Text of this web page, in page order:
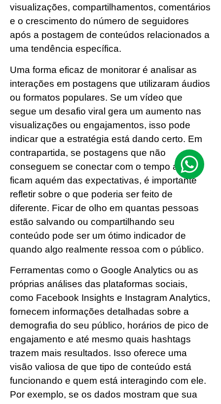
visualizações, compartilhamentos, comentários
e o crescimento do número de seguidores
após a postagem de conteúdos relacionados a
uma tendência específica.
Uma forma eficaz de monitorar é analisar as
interações em postagens que utilizaram áudios
ou formatos populares. Se um vídeo que
segue um desafio viral gera um aumento nas
visualizações ou engajamentos, isso pode
indicar que a estratégia está dando certo. Em
contrapartida, se postagens que não
conseguem se conectar com o tempo atual
ficam aquém das expectativas, é importante
refletir sobre o que poderia ser feito de
diferente. Ficar de olho em quantas pessoas
estão salvando ou compartilhando seu
conteúdo pode ser um ótimo indicador de
quando algo realmente ressoa com o público.
Ferramentas como o Google Analytics ou as
próprias análises das plataformas sociais,
como Facebook Insights e Instagram Analytics,
fornecem informações detalhadas sobre a
demografia do seu público, horários de pico de
engajamento e até mesmo quais hashtags
trazem mais resultados. Isso oferece uma
visão valiosa de que tipo de conteúdo está
funcionando e quem está interagindo com ele.
Por exemplo, se os dados mostram que sua